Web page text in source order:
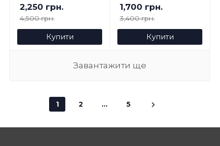
2,250 грн.
4,500 грн.
Купити
1,700 грн.
3,400 грн.
Купити
Завантажити ще
1 2 ... 5